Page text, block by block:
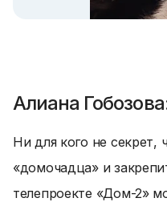
Алиана
Ни для кого не секрет,
«домочадца» и
телепроекте «Дом-2»